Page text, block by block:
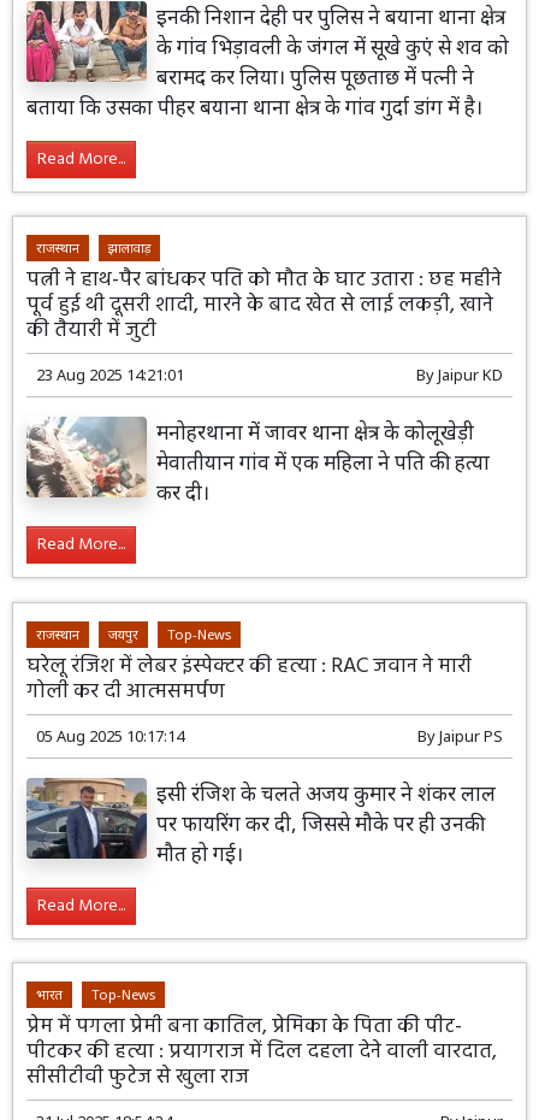
इनकी निशान देही पर पुलिस ने बयाना थाना क्षेत्र
के गांव भिड़ावली के जंगल में सूखे कुएं से शव को
बरामद कर लिया। पुलिस पूछताछ में पत्नी ने
बताया कि उसका पीहर बयाना थाना क्षेत्र के गांव गुर्दा डांग में है।
Read More...
राजस्थान झालावाड़
पत्नी ने हाथ-पैर बांधकर पति को मौत के घाट उतारा : छह महीने
पूर्व हुई थी दूसरी शादी, मारने के बाद खेत से लाई लकड़ी, खाने
की तैयारी में जुटी
23 Aug 2025 14:21:01 ByJaipur KD
मनोहरथाना में जावर थाना क्षेत्र के कोलूखेड़ी
मेवातीयान गांव में एक महिला ने पति की हत्या
कर दी।
Read More...
राजस्थान जयपुर Top-News
घरेलू रंजिश में लेबर इंस्पेक्टर की हत्या : RAC जवान ने मारी
गोली कर दी आत्मसमर्पण
05 Aug 2025 10:17:14 ByJaipur PS
इसी रंजिश के चलते अजय कुमार ने शंकर लाल
पर फायरिंग कर दी, जिससे मौके पर ही उनकी
मौत हो गई।
Read More...
भारत Top-News
प्रेम में पगला प्रेमी बना कातिल, प्रेमिका के पिता की पीट-
पीटकर की हत्या : प्रयागराज में दिल दहला देने वाली वारदात,
सीसीटीवी फुटेज से खुला राज